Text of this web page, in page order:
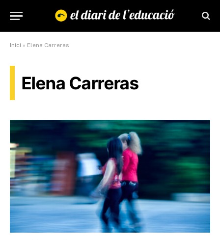
Inici » Elena Carreras
Elena Carreras